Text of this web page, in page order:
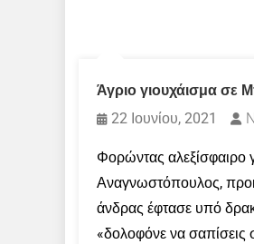
Άγριο γιουχάισμα σε
22 Ιουνίου, 2021
Φορώντας αλεξίσφαιρο
Αναγνωστόπουλος,
άνδρας έφτασε υπό
«δολοφόνε να σαπίσεις